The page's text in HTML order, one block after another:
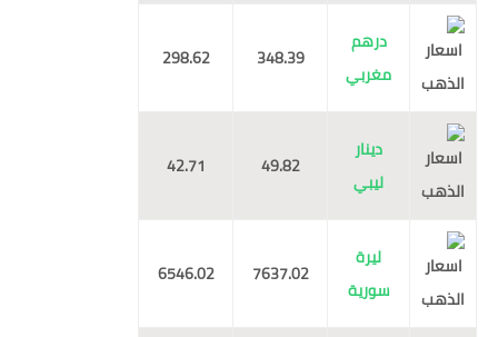
درهم
مغربي
348.39
298.62
دينار
ليبي
49.82
42.71
ليرة
سورية
7637.02
6546.02